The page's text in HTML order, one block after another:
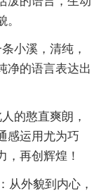
小溪，清纯，
净的语言表达出
的憨直爽朗，
感运用尤为巧
，再创辉煌！
从外貌到内心，